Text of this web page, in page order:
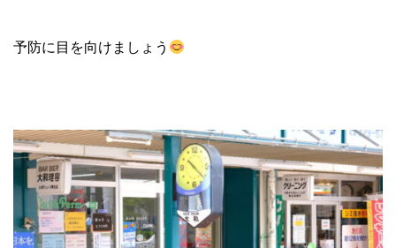
予防に目を向けましょう